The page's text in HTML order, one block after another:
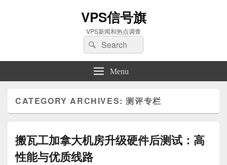
VPS信号旗
VPS新闻和热点调查
Search
for:
Search
Menu
CATEGORY ARCHIVES:测评专栏
搬瓦工加拿大机房升级硬件后测试：高
性能与优质线路